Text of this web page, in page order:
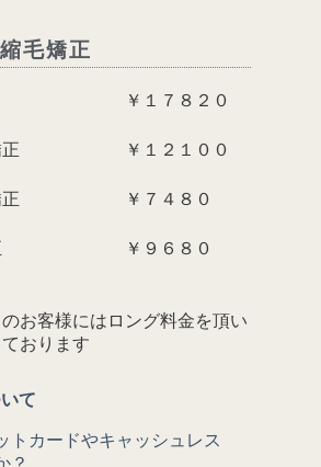
縮毛矯正
正 ￥１７８２０
矯正 ￥１２１００
矯正 ￥７４８０
矯正 ￥９６８０
お客様には ロング料金を頂い
ております
て
トカードやキャッシュレス
？